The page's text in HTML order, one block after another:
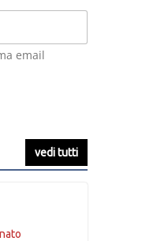
email
vedi tutti